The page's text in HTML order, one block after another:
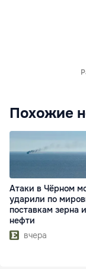
Похожие
Атаки в Чёрном
ударили по
поставкам зерна и
нефти
вчера